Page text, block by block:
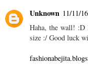
Unknown 11/11/
Haha, the wall! :D
size :/ Good luck